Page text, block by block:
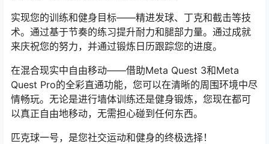
实现您的训练和健身目标——精进发球、丁克和截击等技
术。通过基于节奏的练习提升耐力和腿部力量。通过成就
来庆祝您的努力，并通过锻炼日历跟踪您的进度。
在混合现实中自由移动——借助Meta Quest 3和Meta
Quest Pro的全彩直通功能，您可以在清晰的周围环境中尽
情畅玩。无论是进行墙体训练还是健身锻炼，您现在都可
以真正自由地移动，无需担心碰到任何东西。
匹克球一号，是您社交运动和健身的终极选择！